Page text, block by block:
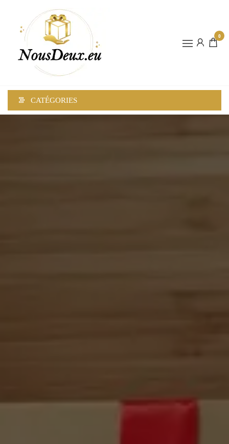
0
CATÉGORIES